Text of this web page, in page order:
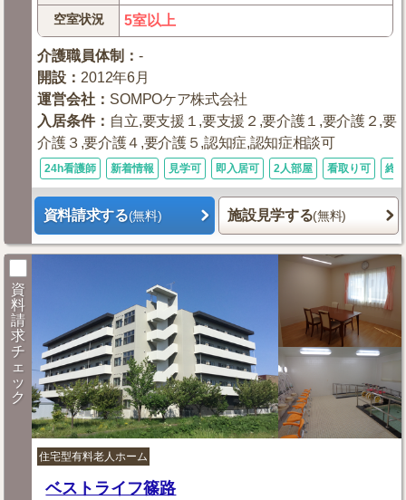
空室状況 5室以上
介護職員体制 ：-
開設 ： 2012年6月
運営会社 ： SOMPOケア株式会社
入居条件： 自立,要支援１,要支援２,要介護１,要介護２,要
介護３,要介護４,要介護５,認知症,認知症相談可
24h看護師 新着情報 見学可 即入居可 2人部屋 看取り可 終
資料請求する(無料) 施設見学する(無料)
資
料
請
求
チ
ェ
ッ
ク
住宅型有料老人ホーム
ベストライフ篠路